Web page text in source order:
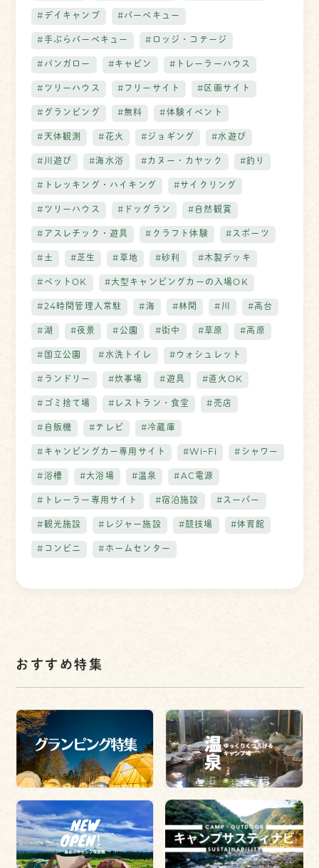
#デイキャンプ #バーベキュー
#手ぶらバーベキュー #ロッジ・コテージ
#バンガロー #キャビン #トレーラーハウス
#ツリーハウス #フリーサイト #区画サイト
#グランピング #無料 #体験イベント
#天体観測 #花火 #ジョギング #水遊び
#川遊び #海水浴 #カヌー・カヤック #釣り
#トレッキング・ハイキング #サイクリング
#ツリーハウス #ドッグラン #自然観賞
#アスレチック・遊具 #クラフト体験 #スポーツ
#土 #芝生 #草地 #砂利 #木製デッキ
#ペットOK #大型キャンピングカーの入場OK
#24時間管理人常駐 #海 #林間 #川 #高台
#湖 #夜景 #公園 #街中 #草原 #高原
#国立公園 #水洗トイレ #ウォシュレット
#ランドリー #炊事場 #遊具 #直火OK
#ゴミ捨て場 #レストラン・食堂 #売店
#自販機 #テレビ #冷蔵庫
#キャンピングカー専用サイト #WiｰFi #シャワー
#浴槽 #大浴場 #温泉 #AC電源
#トレーラー専用サイト #宿泊施設 #スーパー
#観光施設 #レジャー施設 #競技場 #体育館
#コンビニ #ホームセンター
おすすめ特集